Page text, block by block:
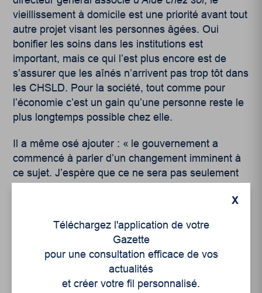
vieillissement à domicile est une priorité avant tout
autre projet visant les personnes âgées. Oui
bonifier les soins dans les institutions est
important, mais ce qui l’est plus encore est de
s’assurer que les aînés n’arrivent pas trop tôt dans
les CHSLD. Pour la société, tout comme pour
l’économie c’est un gain qu’une personne reste le
plus longtemps possible chez elle.
Il a même osé ajouter : « le gouvernement a
commencé à parler d’un changement imminent à
ce sujet. J’espère que ce ne sera pas seulement
X
Téléchargez l'application de votre
Gazette
pour une consultation efficace de vos
actualités
et créer votre fil personnalisé.